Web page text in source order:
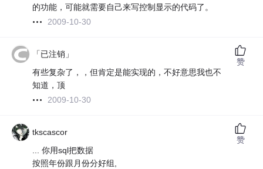
的功能，可能就需要自己来写控制显示的代码了。
2009-10-30
「已注销」
有些复杂了，，但肯定是能实现的，不好意思我也不
知道，顶
2009-10-30
赞
tkscascor
... 你用sql把数据
按照年份跟月份分好组,
赞